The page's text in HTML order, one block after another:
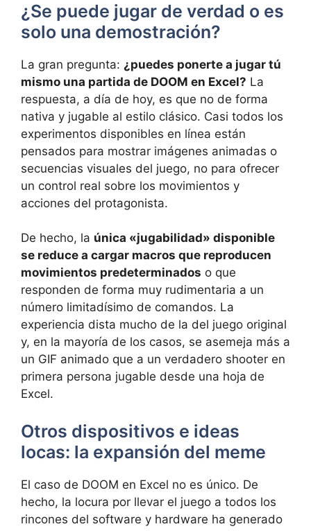
¿Se puede jugar de verdad o es
solo una demostración?
La gran pregunta: ¿puedes ponerte a jugar tú
mismo una partida de DOOM en Excel? La
respuesta, a día de hoy, es que no de forma
nativa y jugable al estilo clásico. Casi todos los
experimentos disponibles en línea están
pensados para mostrar imágenes animadas o
secuencias visuales del juego, no para ofrecer
un control real sobre los movimientos y
acciones del protagonista.
De hecho, la única «jugabilidad» disponible
se reduce a cargar macros que reproducen
movimientos predeterminados o que
responden de forma muy rudimentaria a un
número limitadísimo de comandos. La
experiencia dista mucho de la del juego original
y, en la mayoría de los casos, se asemeja más a
un GIF animado que a un verdadero shooter en
primera persona jugable desde una hoja de
Excel.
Otros dispositivos e ideas
locas: la expansión del meme
El caso de DOOM en Excel no es único. De
hecho, la locura por llevar el juego a todos los
rincones del software y hardware ha generado